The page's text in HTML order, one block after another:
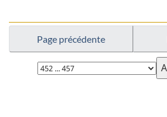
i
a
Page précédente
Choisissez
la